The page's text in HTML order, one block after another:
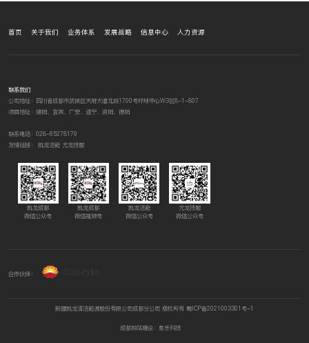
调峰价值尚没有完全体现，维护成本过
首页 关于我们 业务体系 发展战略 信息中心 人力资源
联系我们
公司地址：四川省成都市武侯区天府大道北段1700号环球中心W3区8-1-807
项目地址：绵阳、宜宾、广安、遂宁、资阳、德阳
联系电话：028-65278179
友情链接： 凯龙洁能 尤龙技服
凯龙成都
微信公众号
凯龙成都
微信视频号
凯龙洁能
微信公众号
尤龙技服
微信公众号
合作伙伴：
新疆凯龙清洁能源股份有限公司成都分公司 版权所有 蜀ICP备2021003301号-1
成都网站建设：思乐科技